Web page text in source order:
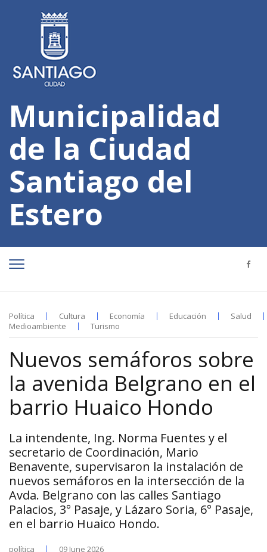
Municipalidad
de la Ciudad
Santiago del
Estero
Política Cultura Economía Educación
Salud
Medioambiente
Turismo
Nuevos semáforos sobre
la avenida Belgrano en el
barrio Huaico Hondo
La intendente, Ing. Norma Fuentes y el
secretario de Coordinación, Mario
Benavente, supervisaron la instalación de
nuevos semáforos en la intersección de la
Avda. Belgrano con las calles Santiago
Palacios, 3° Pasaje, y Lázaro Soria, 6° Pasaje,
en el barrio Huaico Hondo.
política 09 June 2026